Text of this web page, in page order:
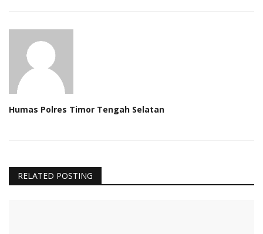
Humas Polres Timor Tengah Selatan
RELATED POSTING